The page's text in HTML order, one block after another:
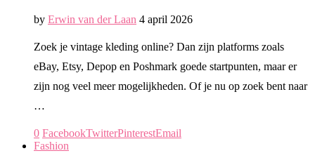
by Erwin van der Laan 4 april 2026
Zoek je vintage kleding online? Dan zijn platforms zoals
eBay, Etsy, Depop en Poshmark goede startpunten, maar er
zijn nog veel meer mogelijkheden. Of je nu op zoek bent naar
…
0 FacebookTwitterPinterestEmail
Fashion